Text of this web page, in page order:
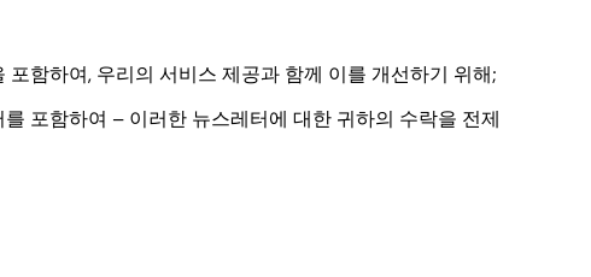
함하여, 우리의 서비스 제공과 함께 이를 개선하기 위해;
포함하여 – 이러한 뉴스레터에 대한 귀하의 수락을 전제